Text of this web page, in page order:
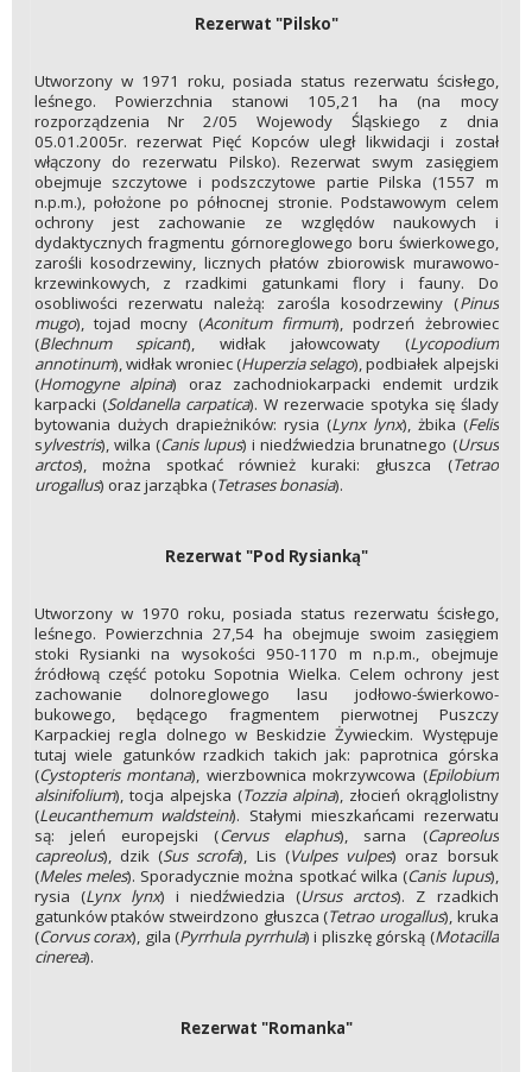
Rezerwat "Pilsko"
Utworzony w 1971 roku, posiada status rezerwatu ścisłego,
leśnego. Powierzchnia stanowi 105,21 ha (na mocy
rozporządzenia Nr 2/05 Wojewody Śląskiego z dnia
05.01.2005r. rezerwat Pięć Kopców uległ likwidacji i został
włączony do rezerwatu Pilsko). Rezerwat swym zasięgiem
obejmuje szczytowe i podszczytowe partie Pilska (1557 m
n.p.m.), położone po północnej stronie. Podstawowym celem
ochrony jest zachowanie ze względów naukowych i
dydaktycznych fragmentu górnoreglowego boru świerkowego,
zarośli kosodrzewiny, licznych płatów zbiorowisk murawowo-
krzewinkowych, z rzadkimi gatunkami flory i fauny. Do
osobliwości rezerwatu należą: zarośla kosodrzewiny (Pinus
mugo), tojad mocny (Aconitum firmum), podrzeń żebrowiec
(Blechnum spicant), widłak jałowcowaty (Lycopodium
annotinum), widłak wroniec (Huperzia selago), podbiałek alpejski
(Homogyne alpina) oraz zachodniokarpacki endemit urdzik
karpacki (Soldanella carpatica). W rezerwacie spotyka się ślady
bytowania dużych drapieżników: rysia (Lynx lynx), żbika (Felis
sylvestris), wilka (Canis lupus) i niedźwiedzia brunatnego (Ursus
arctos), można spotkać również kuraki: głuszca (Tetrao
urogallus) oraz jarząbka (Tetrases bonasia).
Rezerwat "Pod Rysianką"
Utworzony w 1970 roku, posiada status rezerwatu ścisłego,
leśnego. Powierzchnia 27,54 ha obejmuje swoim zasięgiem
stoki Rysianki na wysokości 950-1170 m n.p.m., obejmuje
źródłową część potoku Sopotnia Wielka. Celem ochrony jest
zachowanie dolnoreglowego lasu jodłowo-świerkowo-
bukowego, będącego fragmentem pierwotnej Puszczy
Karpackiej regla dolnego w Beskidzie Żywieckim. Występuje
tutaj wiele gatunków rzadkich takich jak: paprotnica górska
(Cystopteris montana), wierzbownica mokrzywcowa (Epilobium
alsinifolium), tocja alpejska (Tozzia alpina), złocień okrąglolistny
(Leucanthemum waldsteini). Stałymi mieszkańcami rezerwatu
są: jeleń europejski (Cervus elaphus), sarna (Capreolus
capreolus), dzik (Sus scrofa), Lis (Vulpes vulpes) oraz borsuk
(Meles meles). Sporadycznie można spotkać wilka (Canis lupus),
rysia (Lynx lynx) i niedźwiedzia (Ursus arctos). Z rzadkich
gatunków ptaków stweirdzono głuszca (Tetrao urogallus), kruka
(Corvus corax), gila (Pyrrhula pyrrhula) i pliszkę górską (Motacilla
cinerea).
Rezerwat "Romanka"